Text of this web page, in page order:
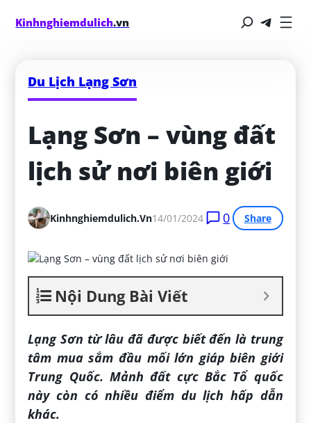
Kinhnghiemdulich.vn
Du Lịch Lạng Sơn
Lạng Sơn – vùng đất
lịch sử nơi biên giới
Kinhnghiemdulich.vn14/01/2024 0 Share
Nội Dung Bài Viết
Lạng Sơn từ lâu đã được biết đến là trung
tâm mua sắm đầu mối lớn giáp biên giới
Trung Quốc. Mảnh đất cực Bắc Tổ quốc
này còn có nhiều điểm du lịch hấp dẫn
khác.